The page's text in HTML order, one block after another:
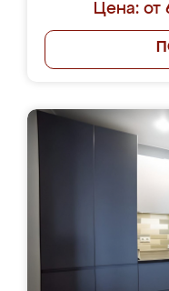
Цена: от